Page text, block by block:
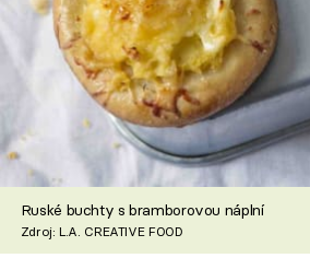
Ruské buchty s bramborovou náplní
Zdroj: L.A. CREATIVE FOOD